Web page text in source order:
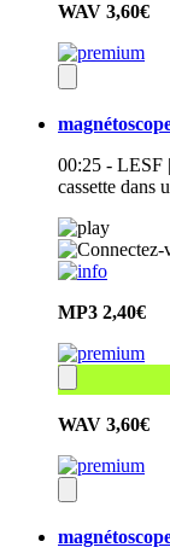
WAV 3,60€
00:25 - LESF
cassette dans
MP3 2,40€
WAV 3,60€